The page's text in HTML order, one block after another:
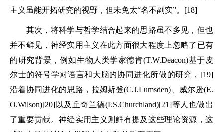
主义虽能开拓研究的视野，但未免太“名不副实”。[18]
其次，将科学与哲学结合起来的思路虽不多见，但也
并不鲜见，神经实用主义在此方面很大程度上忽略了已有
的研究背景，例如生物人类学家德肯(T.W.Deacon)基于皮
尔士的符号学对语言和大脑的协同进化所做的研究，[19]
沿着协同进化的思路，拉姆斯登(C.J.Lumsden)、威尔逊(E.
O.Wilson)[20]以及丘奇兰德(P.S.Churchland)[21]等人也做出
了重要贡献。神经实用主义则鲜有提及这些理论资源，这